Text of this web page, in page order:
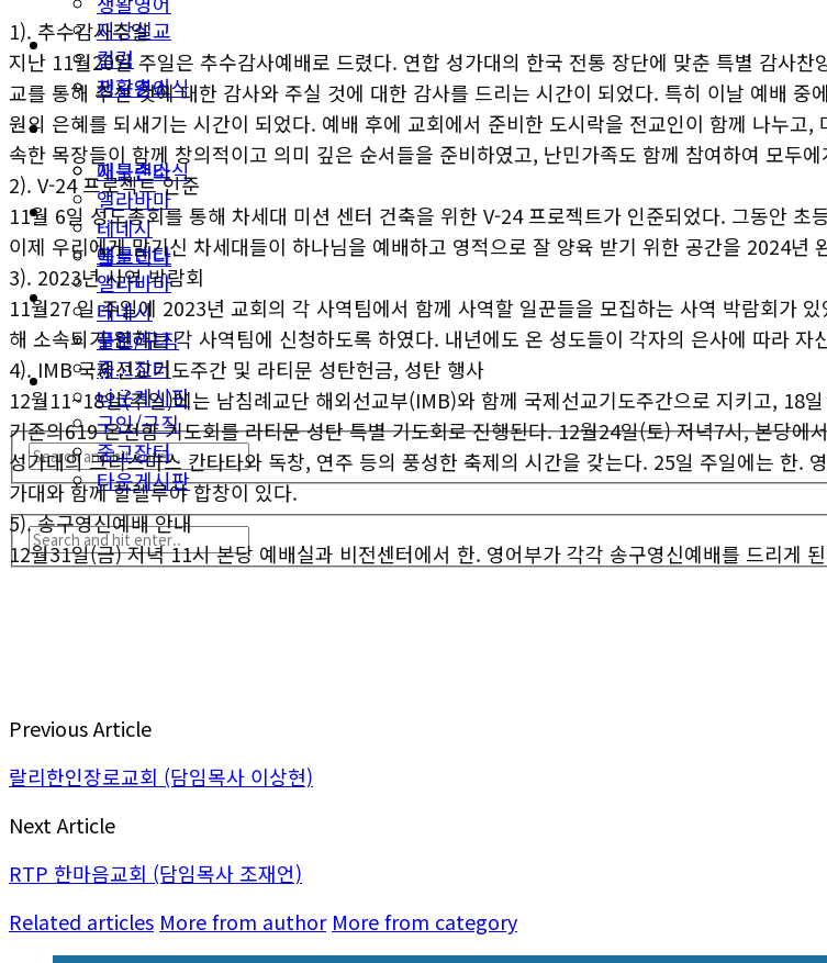
미국뉴스
지구촌소식
동남부
애틀랜타
앨라바마
테네시
플로리다
생활안내
구인/구직
중고장터
타운게시판
지상설교
컬럼
생활영어
미국뉴스
지구촌소식
동남부
애틀랜타
앨라바마
테네시
플로리다
생활안내
구인/구직
중고장터
타운게시판
1). 추수감사주일
지난 11월20일 주일은 추수감사예배로 드렸다. 연합 성가대의 한국 전통 장단에 맞춘 특별 감사
교를 통해 주신 것에 대한 감사와 주실 것에 대한 감사를 드리는 시간이 되었다. 특히 이날 예배
원의 은혜를 되새기는 시간이 되었다. 예배 후에 교회에서 준비한 도시락을 전교인이 함께 나누
속한 목장들이 함께 창의적이고 의미 깊은 순서들을 준비하였고, 난민가족도 함께 참여하여 모두
2). V-24 프로젝트 인준
11월 6일 성도총회를 통해 차세대 미션 센터 건축을 위한 V-24 프로젝트가 인준되었다. 그동안
이제 우리에게 맡기신 차세대들이 하나님을 예배하고 영적으로 잘 양육 받기 위한 공간을 2024년
3). 2023년 사역 박람회
11월27 일 주일에 2023년 교회의 각 사역팀에서 함께 사역할 일꾼들을 모집하는 사역 박람회가
해 소속되기 원하는 각 사역팀에 신청하도록 하였다. 내년에도 온 성도들이 각자의 은사에 따라
4). IMB 국제선교기도주간 및 라티문 성탄헌금, 성탄 행사
12월11~18일(주일)에는 남침례교단 해외선교부(IMB)와 함께 국제선교기도주간으로 지키고, 18
기존의619 온전함 기도회를 라티문 성탄 특별 기도회로 진행된다. 12월24일(토) 저녁7시, 본당
성가대의 크리스마스 칸타타와 독창, 연주 등의 풍성한 축제의 시간을 갖는다. 25일 주일에는 한.
가대와 함께 할렐루야 합창이 있다.
5). 송구영신예배 안내
12월31일(금) 저녁 11시 본당 예배실과 비전센터에서 한. 영어부가 각각 송구영신예배를 드리게
Previous Article
랄리한인장로교회 (담임목사 이상현)
Next Article
RTP 한마음교회 (담임목사 조재언)
Related articles More from author More from category